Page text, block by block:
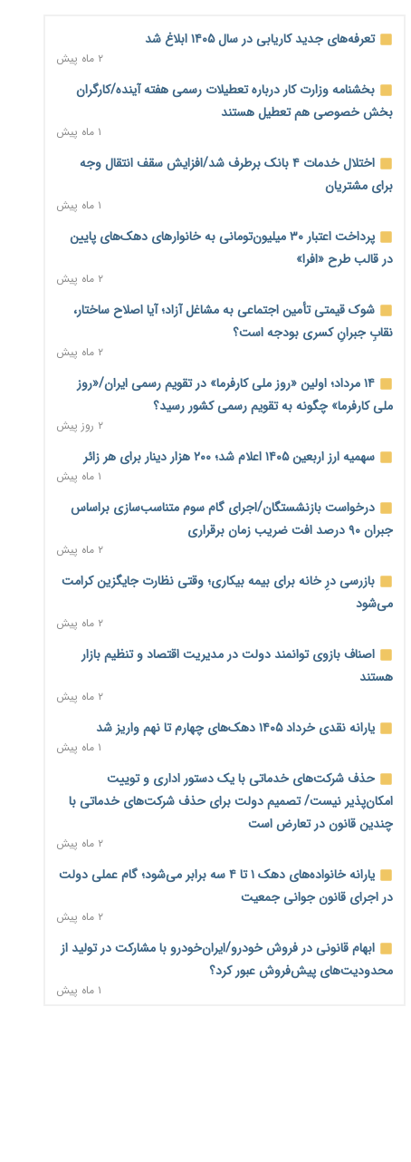
رشد ۷۵ هزار میلیاردی بازار خرید اعتباری؛ فین‌تک‌ها وارد میدان
۲ روز پیش
احتمال اختلال ۲۴ ساعته در سامانه‌های تأمین اجتماعی
۲ روز پیش
آغاز اجرای پایلوت «ردا کارت» برای دانشجویان تحصیلات تکمیلی
محدودیت تازه برای شبکه بانکی؛ افزایش سپرده قانونی با هدف
کنترل تورم
ترمز تولید خودرو کشیده شد؛ افت ۲۵ درصدی تیراژ ایران‌خودرو،
سایپا و پارس‌خودرو
۲ روز پیش
نماینده مجلس: توسعه مرزهای زمینی به راهبرد تأمین کالاهای
۲ روز پیش
خانه کارگر قزوین: شکاف دستمزد و هزینه معیشت هر روز عمیق‌تر
می‌شود
رئیس سازمان امور مالیاتی: بلاگرهای پردرآمد مشمول پرداخت
مالیات هستند
پیش‌بینی افزایش تولید برنج؛ نیاز وارداتی کشور به ۵۰۰ هزار تن
کاهش می‌یابد
امضای تفاهم‌نامه تجاری ایران و پاکستان؛ هدف‌گذاری تجارت ۱۰
میلیارد دلاری
۲ روز پیش
اختیارات جدید گمرکات برای تمدید ورود موقت کالا و خودرو تا
پایان شهریور ابلاغ شد
فهرست کالاهای فولادی و فلزات مشمول بازگشت ۱۰۰ درصد ارز
صادراتی ابلاغ شد
یک‌میلیونی بیش از پیش آب رفت
۱۴ مرداد؛ اولین «روز ملی کارفرما» در تقویم رسمی ایران/«روز
تعرفه‌های جدید کاریابی در سال ۱۴۰۵ ابلاغ شد
۲ ماه پیش
بخشنامه وزارت کار درباره تعطیلات رسمی هفته آینده/کارگران
بخش خصوصی هم تعطیل هستند
۱ ماه پیش
اختلال خدمات ۴ بانک برطرف شد/افزایش سقف انتقال وجه
برای مشتریان
۱ ماه پیش
پرداخت اعتبار ۳۰ میلیون‌تومانی به خانوارهای دهک‌های پایین
در قالب طرح «افرا»
۲ ماه پیش
شوک قیمتی تأمین اجتماعی به مشاغل آزاد؛ آیا اصلاح ساختار،
نقابِ جبرانِ کسری بودجه است؟
۲ ماه پیش
۱۴ مرداد؛ اولین «روز ملی کارفرما» در تقویم رسمی ایران/«روز
ملی کارفرما» چگونه به تقویم رسمی کشور رسید؟
۲ روز پیش
سهمیه ارز اربعین ۱۴۰۵ اعلام شد؛ ۲۰۰ هزار دینار برای هر زائر
۱ ماه پیش
درخواست بازنشستگان/اجرای گام سوم متناسب‌سازی براساس
جبران ۹۰ درصد افت ضریب زمان برقراری
۲ ماه پیش
بازرسی درِ خانه برای بیمه بیکاری؛ وقتی نظارت جایگزین کرامت
می‌شود
۲ ماه پیش
اصناف بازوی توانمند دولت در مدیریت اقتصاد و تنظیم بازار
هستند
۲ ماه پیش
یارانه نقدی خرداد ۱۴۰۵ دهک‌های چهارم تا نهم واریز شد
۱ ماه پیش
حذف شرکت‌های خدماتی با یک دستور اداری و توییت
امکان‌پذیر نیست/ تصمیم دولت برای حذف شرکت‌های خدماتی با
چندین قانون در تعارض است
۲ ماه پیش
یارانه خانواده‌های دهک ۱ تا ۴ سه برابر می‌شود؛ گام عملی دولت
در اجرای قانون جوانی جمعیت
۲ ماه پیش
ابهام قانونی در فروش خودرو/ایران‌خودرو با مشارکت در تولید از
محدودیت‌های پیش‌فروش عبور کرد؟
۱ ماه پیش